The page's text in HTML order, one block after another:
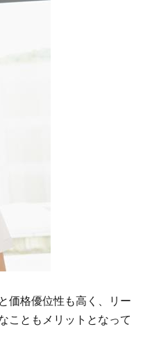
価格優位性も高く、リー
こともメリットとなって